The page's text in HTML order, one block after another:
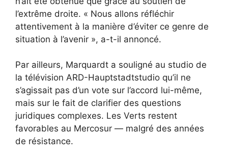
l’extrême droite. « Nous allons réfléchir
attentivement à la manière d’éviter ce genre de
situation à l’avenir », a-t-il annoncé.
Par ailleurs, Marquardt a souligné au studio de
la télévision ARD-Hauptstadtstudio qu’il ne
s’agissait pas d’un vote sur l’accord lui-même,
mais sur le fait de clarifier des questions
juridiques complexes. Les Verts restent
favorables au Mercosur — malgré des années
de résistance.